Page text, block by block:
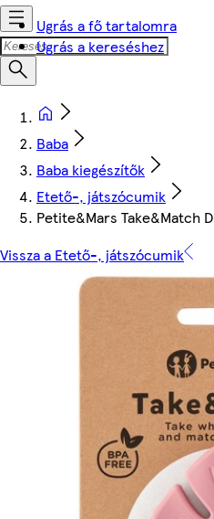
Ugrás a fő tartalomra
Ugrás a kereséshez
Baba
Baba kiegészítők
Etető-, játszócumik
Petite&Mars Take&Match
Vissza a Etető-, játszócumik